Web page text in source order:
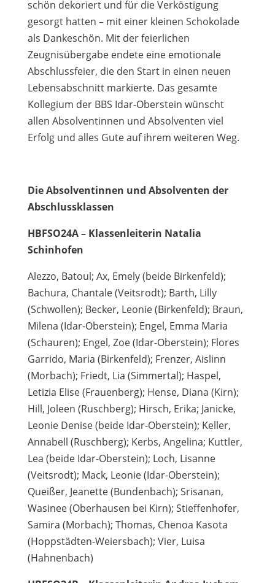
schön dekoriert und für die Verköstigung
gesorgt hatten – mit einer kleinen Schokolade
als Dankeschön. Mit der feierlichen
Zeugnisübergabe endete eine emotionale
Abschlussfeier, die den Start in einen neuen
Lebensabschnitt markierte. Das gesamte
Kollegium der BBS Idar-Oberstein wünscht
allen Absolventinnen und Absolventen viel
Erfolg und alles Gute auf ihrem weiteren Weg.
Die Absolventinnen und Absolventen der
Abschlussklassen
HBFSO24A – Klassenleiterin Natalia
Schinhofen
Alezzo, Batoul; Ax, Emely (beide Birkenfeld);
Bachura, Chantale (Veitsrodt); Barth, Lilly
(Schwollen); Becker, Leonie (Birkenfeld); Braun,
Milena (Idar-Oberstein); Engel, Emma Maria
(Schauren); Engel, Zoe (Idar-Oberstein); Flores
Garrido, Maria (Birkenfeld); Frenzer, Aislinn
(Morbach); Friedt, Lia (Simmertal); Haspel,
Letizia Elise (Frauenberg); Hense, Diana (Kirn);
Hill, Joleen (Ruschberg); Hirsch, Erika; Janicke,
Leonie Denise (beide Idar-Oberstein); Keller,
Annabell (Ruschberg); Kerbs, Angelina; Kuttler,
Lea (beide Idar-Oberstein); Loch, Lisanne
(Veitsrodt); Mack, Leonie (Idar-Oberstein);
Queißer, Jeanette (Bundenbach); Srisanan,
Wasinee (Oberhausen bei Kirn); Stieffenhofer,
Samira (Morbach); Thomas, Chenoa Kasota
(Hoppstädten-Weiersbach); Vier, Luisa
(Hahnenbach)